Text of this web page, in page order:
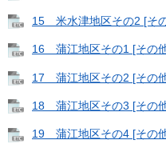
15 米水津地区その2 [そ
16 蒲江地区その1 [その
17 蒲江地区その2 [その
18 蒲江地区その3 [その
19 蒲江地区その4 [その